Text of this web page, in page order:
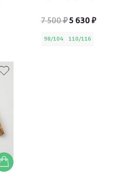
7 500 ₽5 630 ₽
98/104 110/116